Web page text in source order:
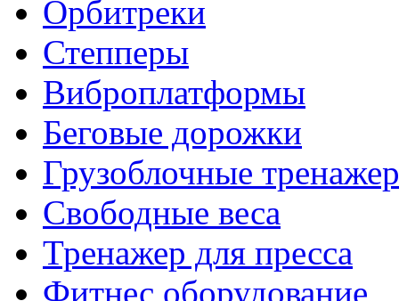
Орбитреки
Степперы
Виброплатформы
Беговые дорожки
Грузоблочные
Свободные веса
Тренажер для пресса
Фитнес оборудование